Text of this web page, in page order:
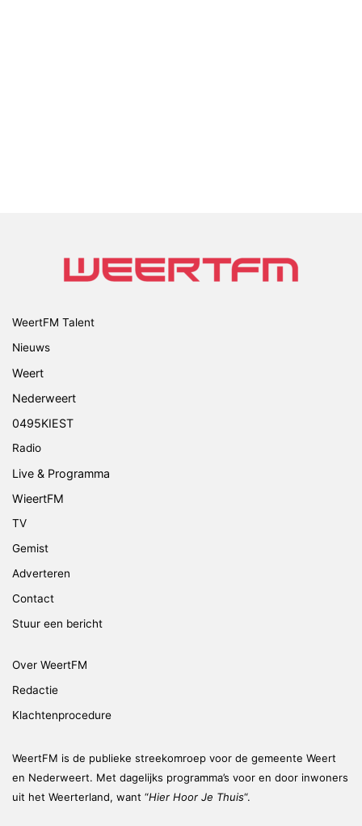
WeertFM Talent
Nieuws
Weert
Nederweert
0495KIEST
Radio
Live & Programma
WieertFM
TV
Gemist
Adverteren
Contact
Stuur een bericht
Over WeertFM
Redactie
Klachtenprocedure
WeertFM is de publieke streekomroep voor de gemeente Weert
en Nederweert. Met dagelijks programma’s voor en door inwoners
uit het Weerterland, want “Hier Hoor Je Thuis“.